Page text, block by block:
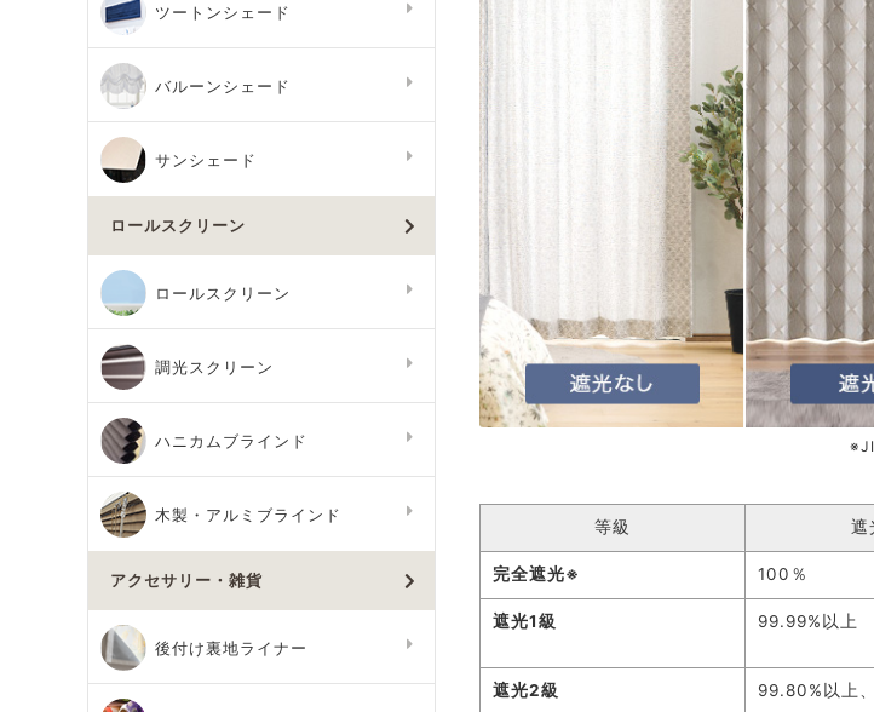
等級 遮
完全遮光※ 100％
遮光1級 99.99%以上
遮光2級 99.80%以上
ツートンシェード
バルーンシェード
サンシェード
ロールスクリーン
ロールスクリーン
調光スクリーン
ハニカムブラインド
木製・アルミブラインド
アクセサリー・雑貨
後付け裏地ライナー